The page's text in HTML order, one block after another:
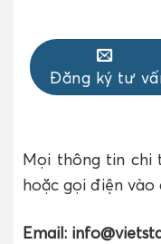
Đăng ký tư
Mọi thông tin chi
hoặc gọi điện vào
Email: